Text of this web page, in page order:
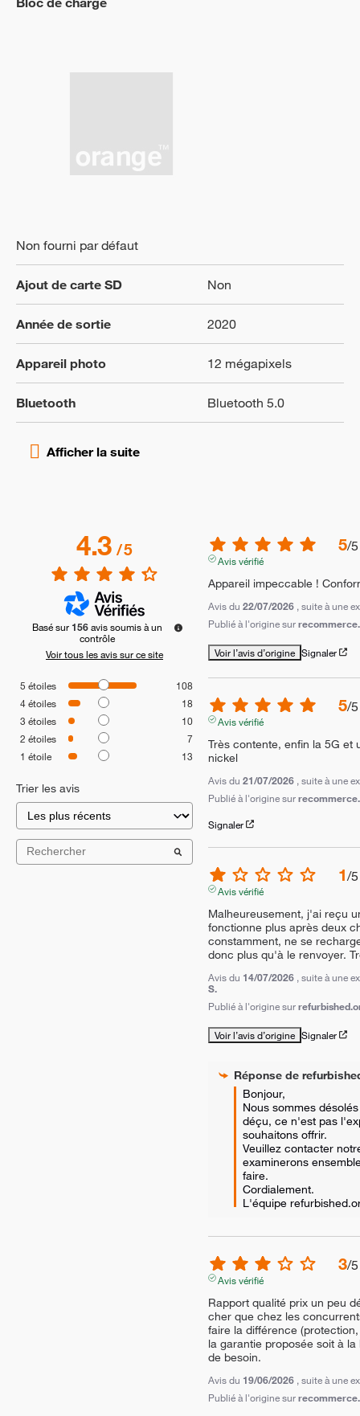
Non fourni par défaut
Ajout de carte SD Non
Année de sortie 2020
Appareil photo 12 mégapixels
Bluetooth Bluetooth 5.0
4.3/5
Basé sur 156avis soumis à un
contrôle
Voir tous les avis sur ce site
5 étoiles
108
4étoiles
18
3 étoiles
10
2 étoiles
7
1 étoile 13
Trier les avis
5/5
Avis vérifié
Appareil impeccable !
Avis du 22/07/2026 , suite à une
Publié à l'origine sur
Voir l’avis d’origine Signaler
5/5
Avis vérifié
Très contente, enfin la 5G et
nickel
Avis du 21/07/2026 , suite à une
Publié à l'origine sur
Signaler
1/5
Avis vérifié
Malheureusement, j'ai reçu
fonctionne plus après deux
constamment, ne se
donc plus qu'à le renvoyer.
Avis du 14/07/2026 , suite à une
S.
Publié à l'origine sur
Voir l’avis d’origine Signaler
Réponse de
Bonjour,
Nous sommes
déçu, ce n'est pas
souhaitons offrir.
Veuillez contacter
examinerons
faire.
Cordialement.
L'équipe
3/5
Avis vérifié
Rapport qualité prix un peu
cher que chez les
faire la différence
la garantie proposée soit à
de besoin.
Avis du 19/06/2026 , suite à une
Publié à l'origine sur